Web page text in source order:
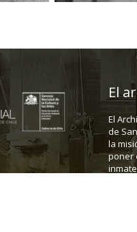
El
El
de
la
poner